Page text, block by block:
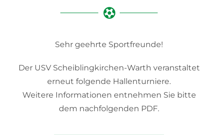
Sehr geehrte Sportfreunde!
Der USV Scheiblingkirchen-Warth veranstaltet
erneut folgende Hallenturniere.
Weitere Informationen entnehmen Sie bitte
dem nachfolgenden PDF.